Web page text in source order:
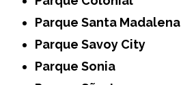
Parque Santa Madalena
Parque Savoy City
Parque Sonia